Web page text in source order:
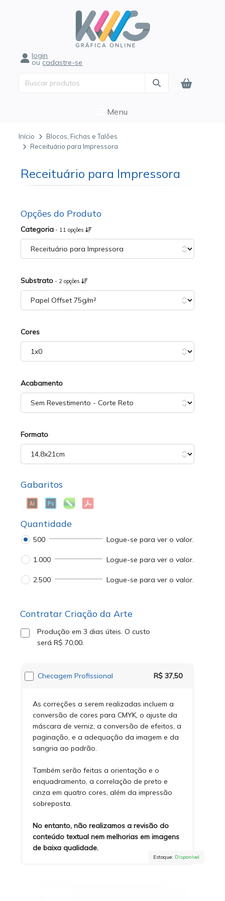
login
oucadastre-se
Menu
Início
Blocos, Fichas e Talões
Receituário para Impressora
Receituário para Impressora
Opções do Produto
Categoria - 11 opções
Substrato - 2 opções
Cores
Acabamento
Formato
Gabaritos
Quantidade
500 Logue-se para ver o valor.
2.500 Logue-se para ver o valor.
1.000 Logue-se para ver o valor.
Contratar Criação da Arte
Produção em 3 dias úteis.O custo
seráR$ 70,00.
Checagem Profissional R$ 37,50
As correções a serem realizadas incluem a
conversão de cores para CMYK, o ajuste da
máscara de verniz, a conversão de efeitos, a
paginação, e a adequação da imagem e da
sangria ao padrão.
Também serão feitas a orientação e o
enquadramento, a correlação de preto e
cinza em quatro cores, além da impressão
sobreposta.
No entanto, não realizamos a revisão do
conteúdo textual nem melhorias em imagens
de baixa qualidade.
Estoque: Disponível